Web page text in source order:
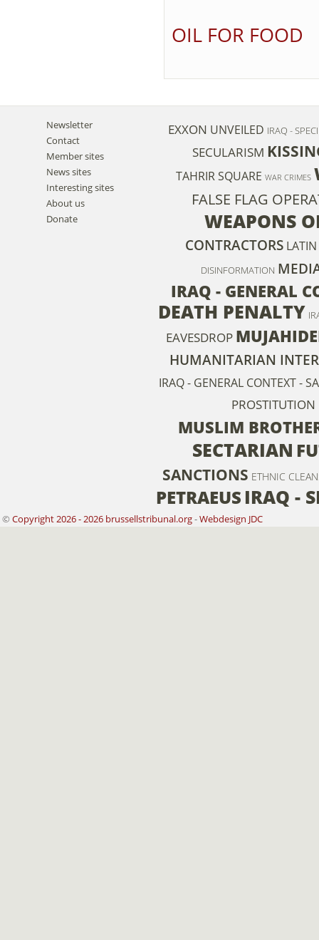
OIL FOR FOOD
Newsletter
Contact
Member sites
News sites
Interesting sites
About us
Donate
EXXON UNVEILED IRAQ -
SECULARISM
TAHRIR SQUARE WAR CRIMES
FALSE FLAG
WEAPONS
CONTRACTORS
DISINFORMATION
IRAQ - GENERAL
DEATH PENALTY
EAVESDROP
HUMANITARIAN
IRAQ - GENERAL CONTEXT -
PROSTITUTION
MUSLIM
SECTARIAN
SANCTIONS ETHNIC
PETRAEUS IRAQ -
© Copyright 2026 - 2026 brussellstribunal.org-Webdesign JDC